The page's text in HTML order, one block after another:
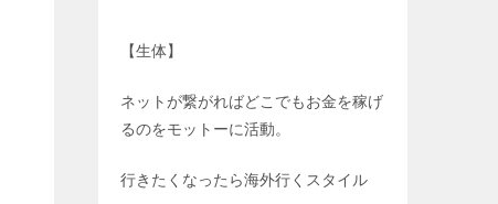
【生体】
ネットが繋がればどこでもお金を稼げ
るのをモットーに活動。
行きたくなったら海外行くスタイル